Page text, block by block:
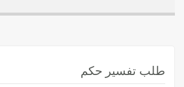
طلب تفسير حكم